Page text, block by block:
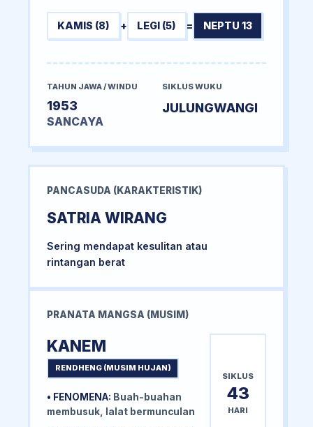
KAMIS (8) + LEGI (5) = NEPTU 13
TAHUN JAWA / WINDU
1953
SANCAYA
SIKLUS WUKU
JULUNGWANGI
PANCASUDA (KARAKTERISTIK)
SATRIA WIRANG
Sering mendapat kesulitan atau
rintangan berat
PRANATA MANGSA (MUSIM)
KANEM
RENDHENG (MUSIM HUJAN)
• FENOMENA: Buah-buahan
membusuk, lalat bermunculan
SIKLUS
43
HARI